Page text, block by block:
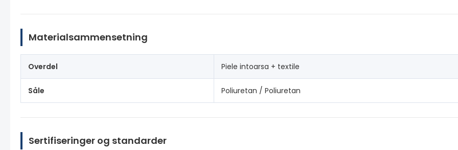
Materialsammensetning
Overdel Piele intoarsa + textile
Såle Poliuretan / Poliuretan
Sertifiseringer og standarder